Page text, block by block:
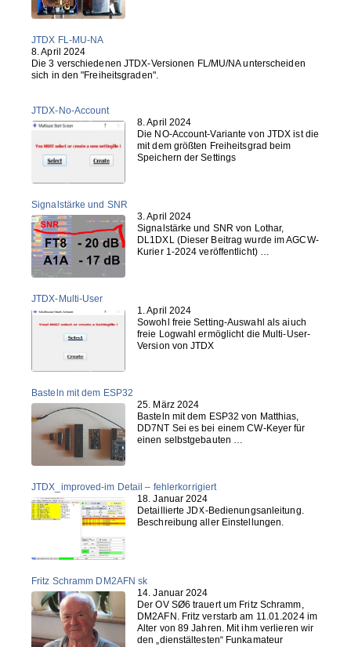
JTDX FL-MU-NA
8. April 2024
Die 3 verschiedenen JTDX-Versionen FL/MU/NA unterscheiden
sich in den "Freiheitsgraden".
JTDX-No-Account
8. April 2024
Die NO-Account-Variante von JTDX ist die
mit dem größten Freiheitsgrad beim
Speichern der Settings
Signalstärke und SNR
3. April 2024
Signalstärke und SNR von Lothar,
DL1DXL (Dieser Beitrag wurde im AGCW-
Kurier 1-2024 veröffentlicht) …
JTDX-Multi-User
1. April 2024
Sowohl freie Setting-Auswahl als aiuch
freie Logwahl ermöglicht die Multi-User-
Version von JTDX
Basteln mit dem ESP32
25. März 2024
Basteln mit dem ESP32 von Matthias,
DD7NT Sei es bei einem CW-Keyer für
einen selbstgebauten …
JTDX_improved-im Detail – fehlerkorrigiert
18. Januar 2024
Detaillierte JDX-Bedienungsanleitung.
Beschreibung aller Einstellungen.
Fritz Schramm DM2AFN sk
14. Januar 2024
Der OV SØ6 trauert um Fritz Schramm,
DM2AFN. Fritz verstarb am 11.01.2024 im
Alter von 89 Jahren. Mit ihm verlieren wir
den „dienstältesten“ Funkamateur